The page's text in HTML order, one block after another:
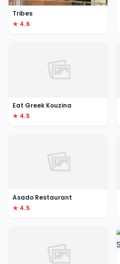
Tribes
★ 4.6
Eat Greek Kouzina
★ 4.5
Asado Restaurant
★ 4.5